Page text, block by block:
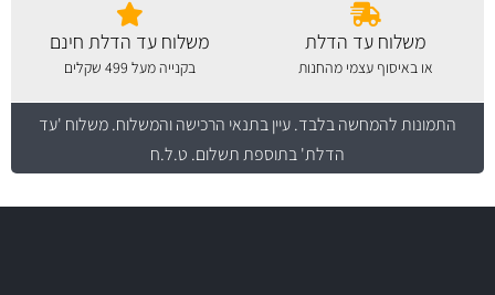
משלוח עד הדלת
או באיסוף עצמי מהחנות
משלוח עד הדלת חינם
בקנייה מעל 499 שקלים
התמונות להמחשה בלבד.עיין בתנאי הרכישה והמשלוח. משלוח 'עד
הדלת' בתוספת תשלום. ט.ל.ח